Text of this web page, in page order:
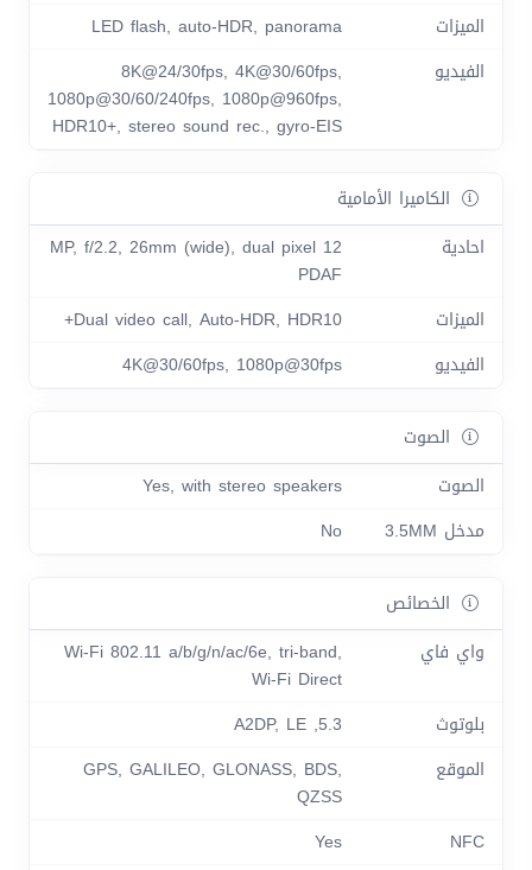
الميزات
LED flash, auto-HDR, panorama
الفيديو
8K@24/30fps, 4K@30/60fps,
1080p@30/60/240fps, 1080p@960fps,
HDR10+, stereo sound rec., gyro-EIS
الكاميرا الأمامية
احادية
12 MP, f/2.2, 26mm (wide), dual pixel
PDAF
الميزات
Dual video call, Auto-HDR, HDR10+
الفيديو
4K@30/60fps, 1080p@30fps
الصوت
الصوت
Yes, with stereo speakers
مدخل 3.5MM
No
الخصائص
واي فاي
Wi-Fi 802.11 a/b/g/n/ac/6e, tri-band,
Wi-Fi Direct
بلوتوث
5.3, A2DP, LE
الموقع
GPS, GALILEO, GLONASS, BDS,
QZSS
NFC
Yes